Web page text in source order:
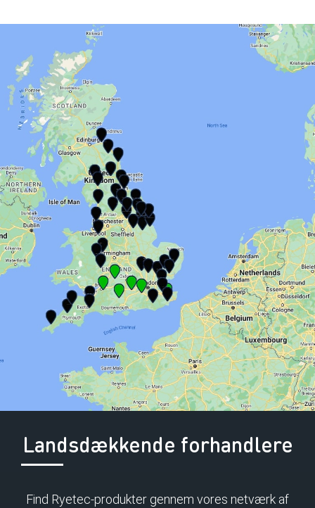
Landsdækkende forhandlere
Find Ryetec-produkter gennem vores netværk af